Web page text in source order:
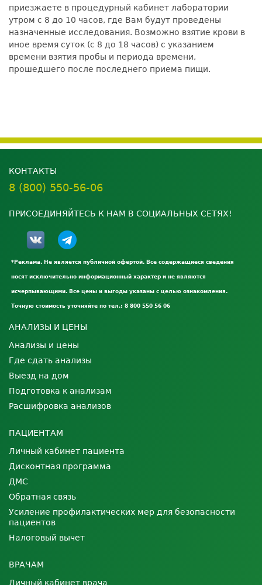
приезжаете в процедурный кабинет лаборатории
утром с 8 до 10 часов, где Вам будут проведены
назначенные исследования. Возможно взятие крови в
иное время суток (с 8 до 18 часов) с указанием
времени взятия пробы и периода времени,
прошедшего после последнего приема пищи.
КОНТАКТЫ
8 (800) 550-56-06
ПРИСОЕДИНЯЙТЕСЬ К НАМ В СОЦИАЛЬНЫХ СЕТЯХ!
*Реклама. Не является публичной офертой. Все содержащиеся сведения
носят исключительно информационный характер и не являются
исчерпывающими. Все цены и выгоды указаны с целью ознакомления.
Точную стоимость уточняйте по тел.: 8 800 550 56 06
АНАЛИЗЫ И ЦЕНЫ
Анализы и цены
Где сдать анализы
Выезд на дом
Подготовка к анализам
Расшифровка анализов
ПАЦИЕНТАМ
Личный кабинет пациента
Дисконтная программа
ДМС
Обратная связь
Усиление профилактических мер для безопасности
пациентов
Налоговый вычет
ВРАЧАМ
Личный кабинет врача